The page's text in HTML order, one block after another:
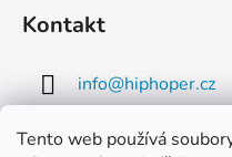
Tento web používá
Kontakt
info@hiphoper.cz
603970167